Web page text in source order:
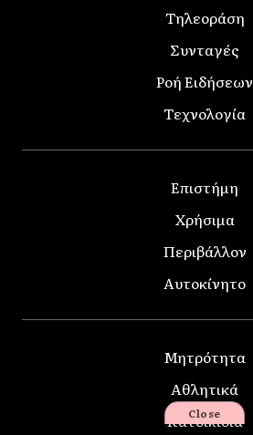
Τηλεοράση
Συνταγές
Ροή Ειδήσεων
Τεχνολογία
Επιστήμη
Χρήσιμα
Περιβάλλον
Αυτοκίνητο
Μητρότητα
Αθλητικά
Κατοικίδια
Close